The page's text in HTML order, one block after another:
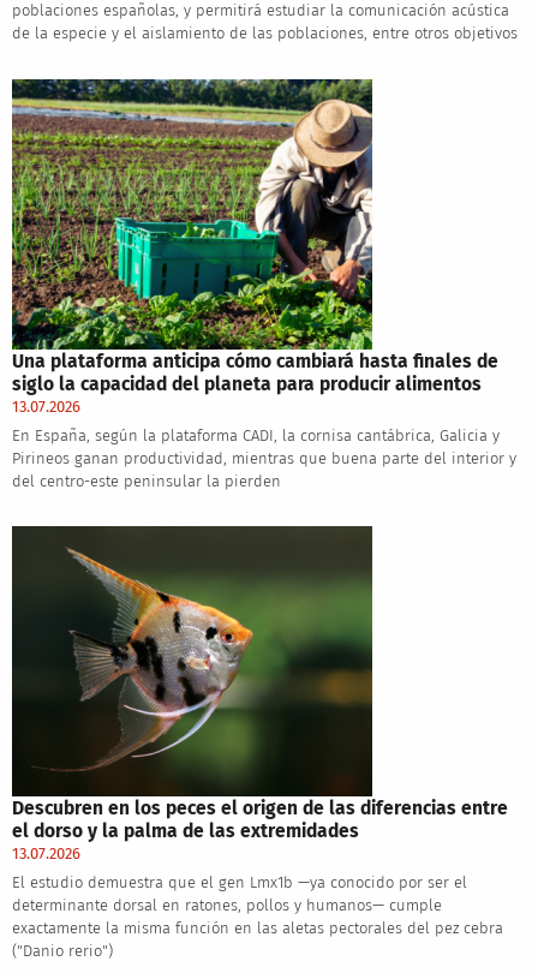
poblaciones españolas, y permitirá estudiar la comunicación acústica
de la especie y el aislamiento de las poblaciones, entre otros objetivos
Una plataforma anticipa cómo cambiará hasta finales de
siglo la capacidad del planeta para producir alimentos
13.07.2026
En España, según la plataforma CADI, la cornisa cantábrica, Galicia y
Pirineos ganan productividad, mientras que buena parte del interior y
del centro-este peninsular la pierden
Descubren en los peces el origen de las diferencias entre
el dorso y la palma de las extremidades
13.07.2026
El estudio demuestra que el gen Lmx1b —ya conocido por ser el
determinante dorsal en ratones, pollos y humanos— cumple
exactamente la misma función en las aletas pectorales del pez cebra
("Danio rerio")